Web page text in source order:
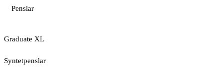
Penslar
Graduate XL
Syntetpenslar